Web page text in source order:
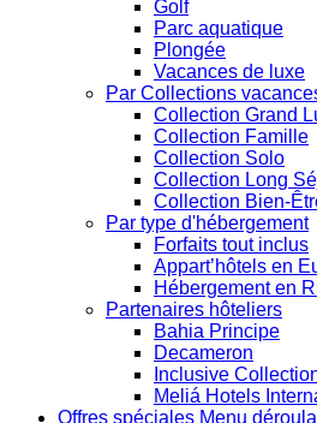
Golf
Parc aquatique
Plongée
Vacances de luxe
Par Collections
Collection Grand
Collection Famille
Collection Solo
Collection Long
Collection Bien-
Par type d'hébergement
Forfaits tout inclus
Appart’hôtels en
Hébergement en
Partenaires hôteliers
Bahia Principe
Decameron
Inclusive
Meliá Hotels
Offres spéciales Menu